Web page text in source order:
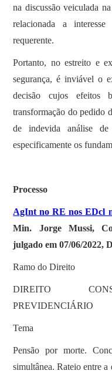
na discussão veiculada
relacionada a
requerente.
Portanto, no estreito e
segurança, é inviável o
decisão cujos efeitos
transformação do pedido
de indevida análise de
especificamente os
Processo
AgInt no RE nos EDcl
Min. Jorge Mussi,
julgado em 07/06/2022,
Ramo do Direito
DIREITO
PREVIDENCIÁRIO
Tema
Pensão por morte.
simultânea. Rateio entre